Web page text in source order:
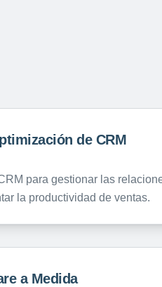
de CRM
para gestionar las
la productividad de ventas.
a Medida